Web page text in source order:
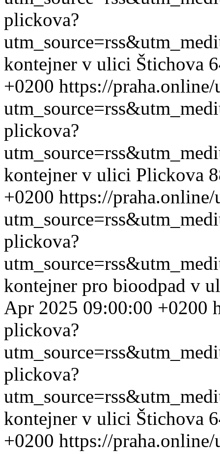
plickova?
kontejner v ulici Štichova
+0200 https://
plickova?
kontejner v ulici Plickova
+0200 https://
plickova?
kontejner pro bioodpad v
Apr 2025 09:00:00 +0200
plickova?
plickova?
kontejner v ulici Štichova
+0200 https://